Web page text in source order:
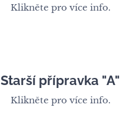
Klikněte pro více info.
Starší přípravka "A"
Klikněte pro více info.